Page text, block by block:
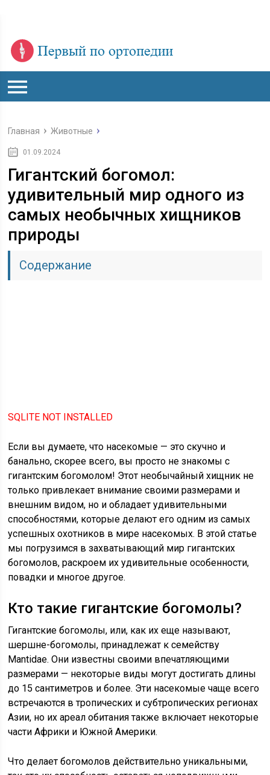
Главная Животные
01.09.2024
Гигантский богомол:
удивительный мир одного из
самых необычных хищников
природы
Содержание
SQLITE NOT INSTALLED
Если вы думаете, что насекомые — это скучно и
банально, скорее всего, вы просто не знакомы с
гигантским богомолом! Этот необычайный хищник не
только привлекает внимание своими размерами и
внешним видом, но и обладает удивительными
способностями, которые делают его одним из самых
успешных охотников в мире насекомых. В этой статье
мы погрузимся в захватывающий мир гигантских
богомолов, раскроем их удивительные особенности,
повадки и многое другое.
Кто такие гигантские богомолы?
Гигантские богомолы, или, как их еще называют,
шершне-богомолы, принадлежат к семейству
Mantidae. Они известны своими впечатляющими
размерами — некоторые виды могут достигать длины
до 15 сантиметров и более. Эти насекомые чаще всего
встречаются в тропических и субтропических регионах
Азии, но их ареал обитания также включает некоторые
части Африки и Южной Америки.
Что делает богомолов действительно уникальными,